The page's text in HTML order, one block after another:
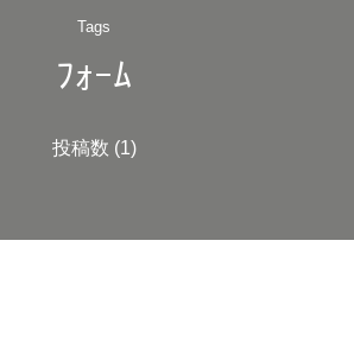
Tags
ﾌｫｰﾑ